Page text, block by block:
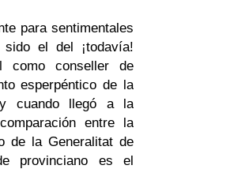
para sentimentales
el del ¡todavía!
como conseller de
esperpéntico de la
cuando llegó a la
entre la
de la Generalitat de
provinciano es el